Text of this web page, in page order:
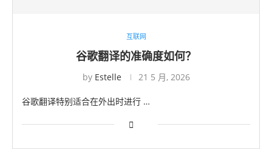
互联网
谷歌翻译的准确度如何？
by Estelle 21 5 月, 2026
谷歌翻译特别适合在外出时进行 …